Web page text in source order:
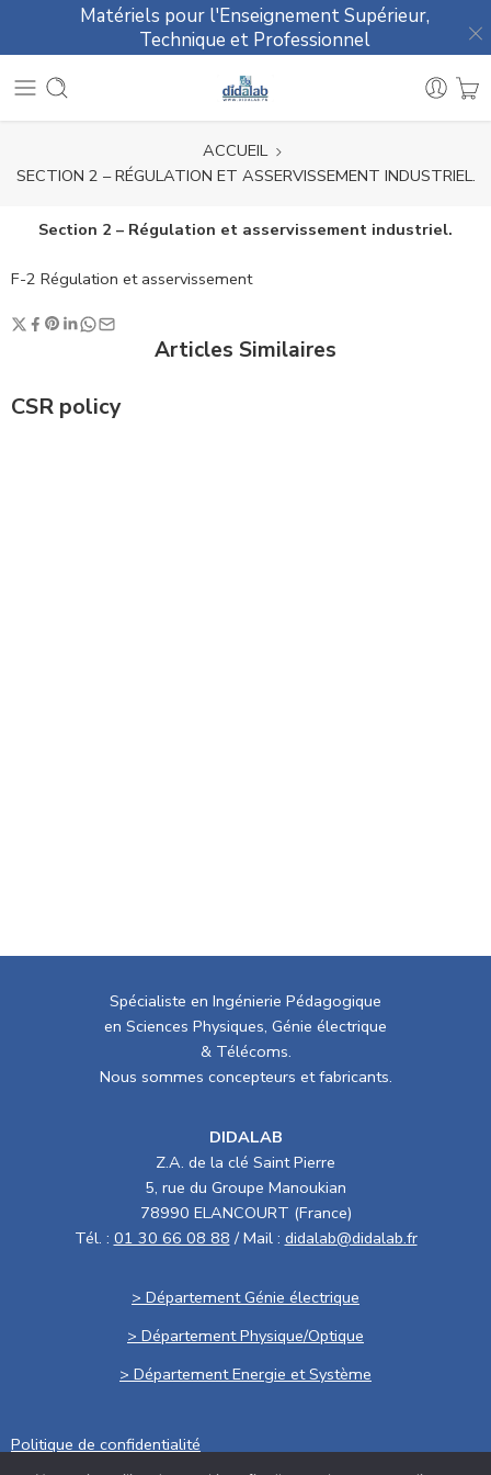
Matériels pour l'Enseignement Supérieur,
Technique et Professionnel
ACCUEIL
SECTION 2 – RÉGULATION ET ASSERVISSEMENT INDUSTRIEL.
Section 2 – Régulation et asservissement industriel.
F-2 Régulation et asservissement
Articles Similaires
CSR policy
Spécialiste en Ingénierie Pédagogique
en Sciences Physiques, Génie électrique
& Télécoms.
Nous sommes concepteurs et fabricants.
DIDALAB
Z.A. de la clé Saint Pierre
5, rue du Groupe Manoukian
78990 ELANCOURT (France)
Tél. : 01 30 66 08 88 / Mail : didalab@didalab.fr
> Département Génie électrique
> Département Physique/Optique
> Département Energie et Système
Politique de confidentialité